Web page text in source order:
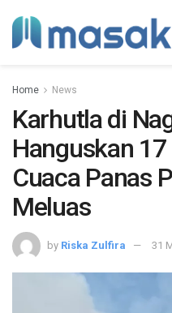
Home News
Karhutla di
Hanguskan
Cuaca Panas
Meluas
by Riska Zulfira 31